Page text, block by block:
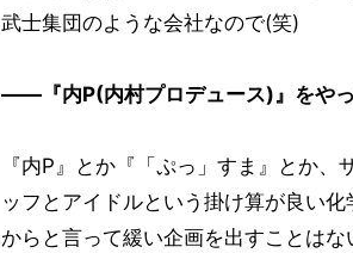
武士集団のような会社なので(笑)
――『内P(内村プロデュース)』をやっ
『内P』とか『「ぷっ」すま』とか
ッフとアイドルという掛け算が良い
からと言って緩い企画を出すことは